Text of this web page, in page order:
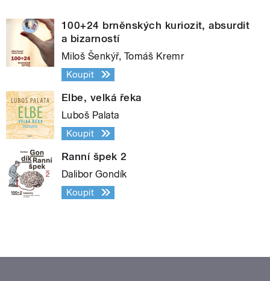
100+24 brněnských kuriozit, absurdit
a bizarností
Miloš Šenkýř, Tomáš Kremr
Koupit
Elbe, velká řeka
Luboš Palata
Koupit
Ranní špek 2
Dalibor Gondík
Koupit